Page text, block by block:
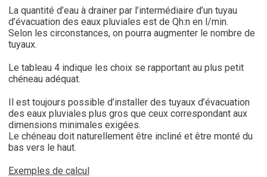
La quantité d’eau à drainer par l’intermédiaire d’un tuyau
d’évacuation des eaux pluviales est de Qh:n en l/min.
Selon les circonstances, on pourra augmenter le nombre de
tuyaux.
Le tableau 4 indique les choix se rapportant au plus petit
chéneau adéquat.
Il est toujours possible d’installer des tuyaux d’évacuation
des eaux pluviales plus gros que ceux correspondant aux
dimensions minimales exigées.
Le chéneau doit naturellement être incliné et être monté du
bas vers le haut.
Exemples de calcul